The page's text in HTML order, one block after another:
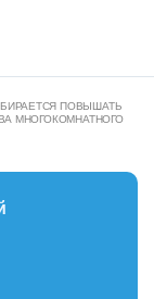
ПОВЫШАТЬ
МНОГОКОМНАТНОГО